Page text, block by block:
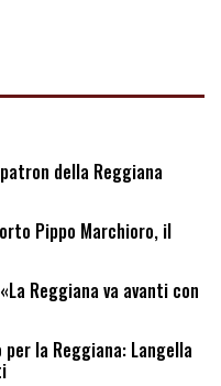
della Reggiana
Pippo Marchioro, il
Reggiana va avanti con
la Reggiana: Langella